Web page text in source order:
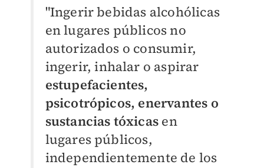
"Ingerir bebidas alcohólicas
en lugares públicos no
autorizados o consumir,
ingerir, inhalar o aspirar
estupefacientes,
psicotrópicos, enervantes o
sustancias tóxicas en
lugares públicos,
independientemente de los